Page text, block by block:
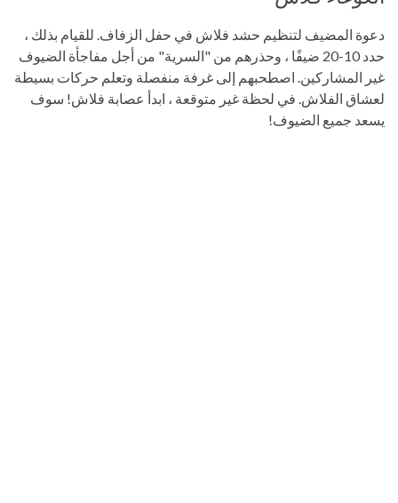
دعوة المضيف لتنظيم حشد فلاش في حفل الزفاف. للقيام بذلك ،
حدد 10-20 ضيفًا ، وحذرهم من "السرية" من أجل مفاجأة الضيوف
غير المشاركين. اصطحبهم إلى غرفة منفصلة وتعلم حركات بسيطة
لعشاق الفلاش. في لحظة غير متوقعة ، ابدأ عصابة فلاش! سوف
يسعد جميع الضيوف!